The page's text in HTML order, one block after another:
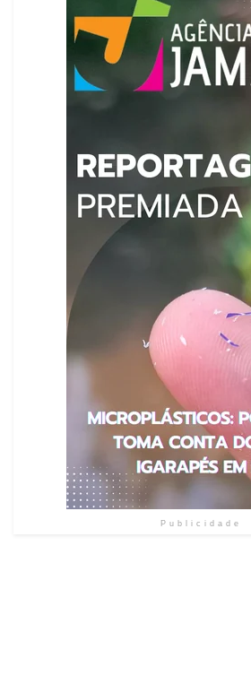
Publicidade